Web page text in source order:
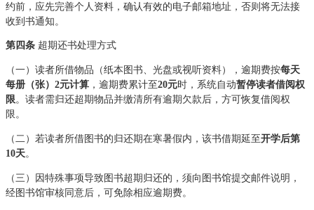
约前，应先完善个人资料，确认有效的电子邮箱地址，否则将无法接
收到书通知。
第四条 超期还书处理方式
（一）读者所借物品（纸本图书、光盘或视听资料），逾期费按每天
每册（张）2元计算 ，逾期费累计至20元时，系统自动暂停读者借阅权
限 。读者需归还超期物品并缴清所有逾期欠款后，方可恢复借阅权
限。
（二）若读者所借图书的归还期在寒暑假内，该书借期延至开学后第
10天。
（三）因特殊事项导致图书超期归还的，须向图书馆提交邮件说明，
经图书馆审核同意后，可免除相应逾期费。